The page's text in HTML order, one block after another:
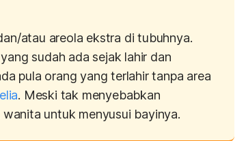
atau areola ekstra di tubuhnya.
sudah ada sejak lahir dan
pula orang yang terlahir tanpa area
. Meski tak menyebabkan
untuk menyusui bayinya.